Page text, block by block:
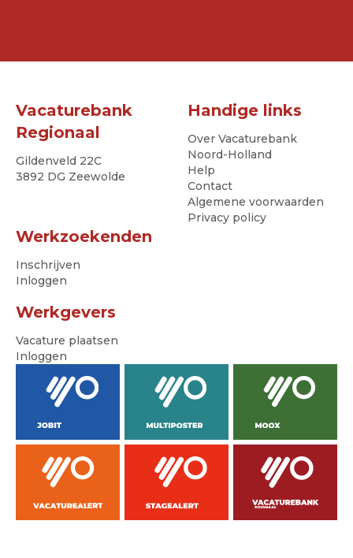
Vacaturebank
Regionaal
Gildenveld 22C
3892 DG Zeewolde
Handige links
Over Vacaturebank
Noord-Holland
Help
Contact
Algemene voorwaarden
Privacy policy
Werkzoekenden
Inschrijven
Inloggen
Werkgevers
Vacature plaatsen
Inloggen